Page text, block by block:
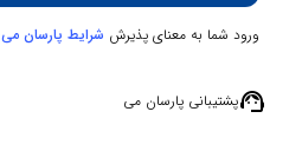
ورود شما به معنای پذیرش شرایط پارسان می
support_agentپشتیبانی پارسان می